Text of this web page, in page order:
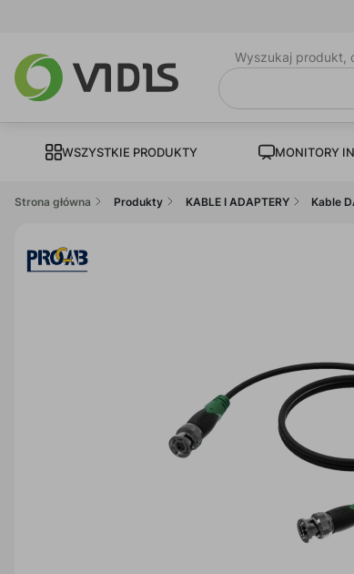
Wyszukaj produkt,
WSZYSTKIE PRODUKTY MONITORY
Strona główna Produkty KABLE I ADAPTERY Kable